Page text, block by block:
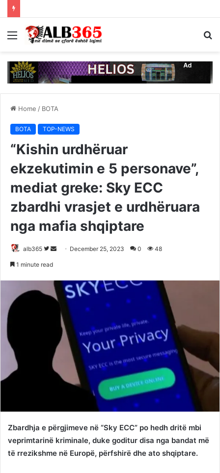
Menu
Home / BOTA
BOTA TOP-NEWS
“Kishin urdhëruar
ekzekutimin e 5 personave”,
mediat greke: Sky ECC
zbardhi vrasjet e urdhëruara
nga mafia shqiptare
alb365
Follow
Send December 25, 2023 0 48
1 minute read
Zbardhja e përgjimeve në “Sky ECC” po hedh dritë mbi
veprimtarinë kriminale, duke goditur disa nga bandat më
të rrezikshme në Europë, përfshirë dhe ato shqiptare.